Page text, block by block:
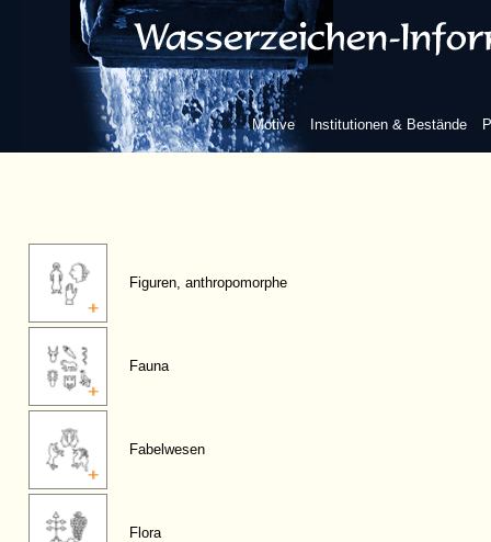
Motive Institutionen & Bestände
Figuren, anthropomorphe
Fauna
Fabelwesen
Flora